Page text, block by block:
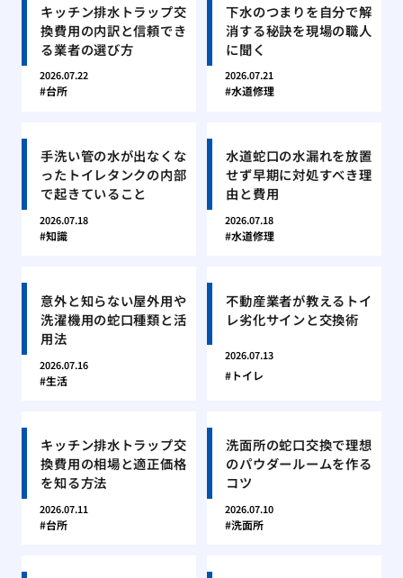
キッチン排水トラップ交
換費用の内訳と信頼でき
る業者の選び方
2026.07.22
台所
下水のつまりを自分で解
消する秘訣を現場の職人
に聞く
2026.07.21
水道修理
手洗い管の水が出なくな
ったトイレタンクの内部
で起きていること
2026.07.18
知識
水道蛇口の水漏れを放置
せず早期に対処すべき理
由と費用
2026.07.18
水道修理
意外と知らない屋外用や
洗濯機用の蛇口種類と活
用法
2026.07.16
生活
不動産業者が教えるトイ
レ劣化サインと交換術
2026.07.13
トイレ
キッチン排水トラップ交
換費用の相場と適正価格
を知る方法
2026.07.11
台所
洗面所の蛇口交換で理想
のパウダールームを作る
コツ
2026.07.10
洗面所